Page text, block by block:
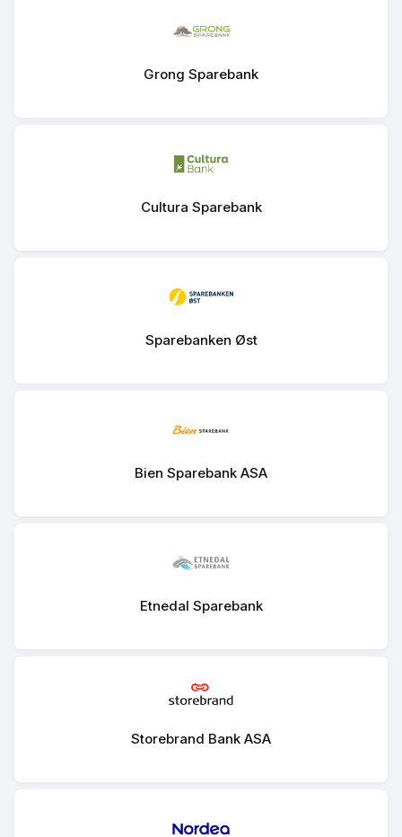
Grong Sparebank
Cultura Sparebank
Sparebanken Øst
Bien Sparebank ASA
Etnedal Sparebank
Storebrand Bank ASA